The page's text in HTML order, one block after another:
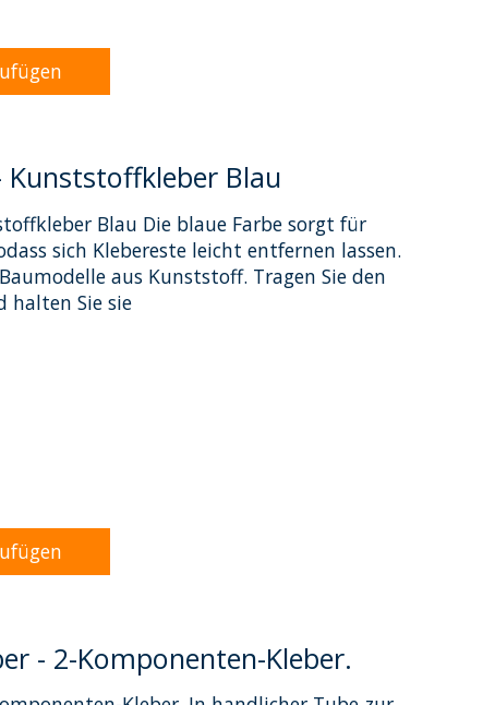
Blau
Blau Die blaue Farbe sorgt für
sich Klebereste leicht entfernen lassen.
aus Kunststoff. Tragen Sie den
halten Sie sie
ist
- 2-Komponenten-Kleber.